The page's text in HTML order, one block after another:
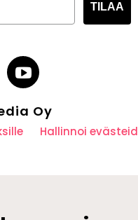
TILAA
Oy
Hallinnoi